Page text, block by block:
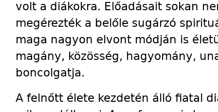
volt a diákokra. Előadásait sokan
megérezték a belőle sugárzó
maga nagyon elvont módján is
magány, közösség, hagyomány,
boncolgatja.
A felnőtt élete kezdetén álló fiatal